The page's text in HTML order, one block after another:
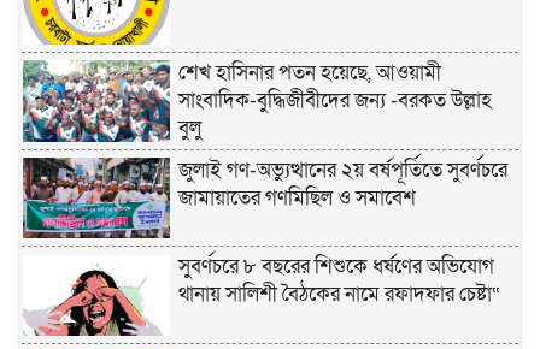
শেখ হাসিনার পতন হয়েছে, আওয়ামী
সাংবাদিক-বুদ্ধিজীবীদের জন্য -বরকত উল্লাহ
বুলু
জুলাই গণ-অভ্যুত্থানের ২য় বর্ষপূর্তিতে সুবর্ণচরে
জামায়াতের গণমিছিল ও সমাবেশ
সুবর্ণচরে ৮ বছরের শিশুকে ধর্ষণের অভিযোগ
থানায় সালিশী বৈঠকের নামে রফাদফার চেষ্টা“